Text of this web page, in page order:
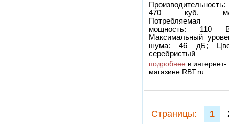
Производительность:
470 куб. м/
Потребляемая
мощность: 110
Максимальный
шума: 46 дБ;
серебристый
подробнеев интернет-
магазине RBT.ru
Cтраницы: 1